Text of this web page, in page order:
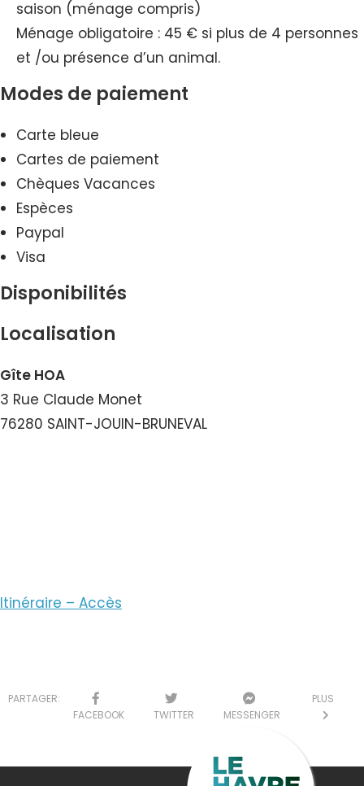
saison (ménage compris)
Ménage obligatoire : 45 € si plus de 4 personnes
et /ou présence d’un animal.
Modes de paiement
Carte bleue
Cartes de paiement
Chèques Vacances
Espèces
Paypal
Visa
Disponibilités
Localisation
Gîte HOA
3 Rue Claude Monet
76280 SAINT-JOUIN-BRUNEVAL
Itinéraire – Accès
PARTAGER:
FACEBOOK
TWITTER MESSENGER
PLUS